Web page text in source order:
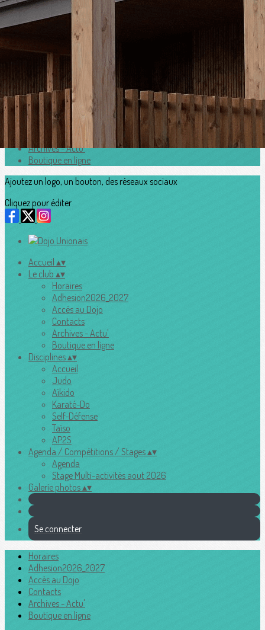
Exporter les lignes sélectionnées
Exporter toutes les colonnes
Exporter uniquement les colonnes affichées
>
Horaires
Adhesion2026_2027
Accès au Dojo
Contacts
Archives - Actu'
Boutique en ligne
Ajoutez un logo, un bouton, des réseaux sociaux
Cliquez pour éditer
Accueil ▴▾
Le club ▴▾
Horaires
Adhesion2026_2027
Accès au Dojo
Contacts
Archives - Actu'
Boutique en ligne
Disciplines▴▾
Accueil
Judo
Aïkido
Karaté-Do
Self-Défense
Taïso
AP2S
Agenda / Compétitions / Stages▴▾
Agenda
Stage Multi-activités aout 2026
Galerie photos▴▾
Se connecter
Horaires
Adhesion2026_2027
Accès au Dojo
Contacts
Archives - Actu'
Boutique en ligne